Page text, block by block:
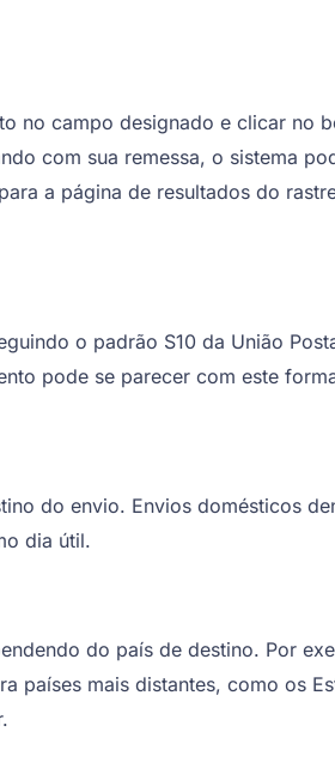
no campo designado e clicar no
com sua remessa, o sistema
a página de resultados do
o padrão S10 da União
pode se parecer com este
do envio. Envios domésticos
dia útil.
do país de destino. Por
países mais distantes, como os